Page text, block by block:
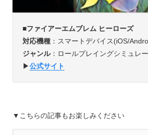
■ファイアーエムブレム ヒーローズ
対応機種：スマートデバイス(iOS/
ジャンル：ロールプレイングシミュレ
▶︎公式サイト
▼こちらの記事もお楽しみください